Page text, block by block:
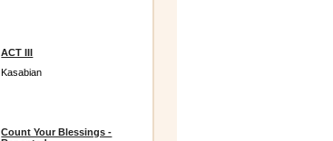
ACT III
Kasabian
Count Your Blessings -